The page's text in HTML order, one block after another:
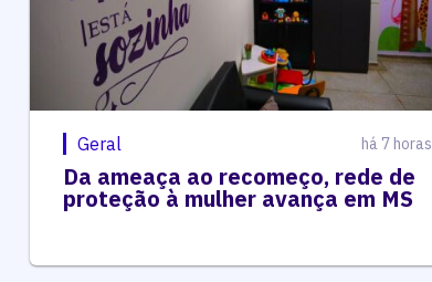
Geral há 7 horas
Da ameaça ao recomeço, rede de
proteção à mulher avança em MS